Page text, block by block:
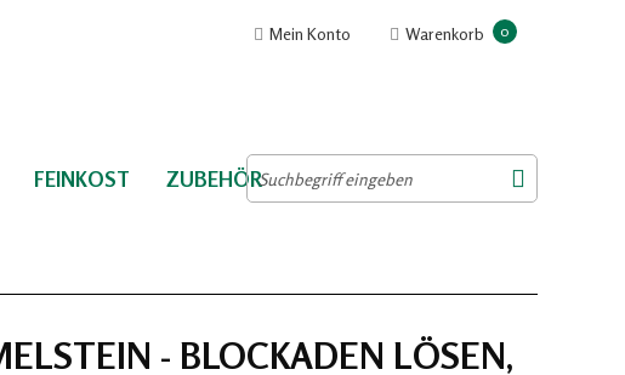
Warenkorb 0
Mein Konto
FEINKOST ZUBEHÖR
- BLOCKADEN LÖSEN,